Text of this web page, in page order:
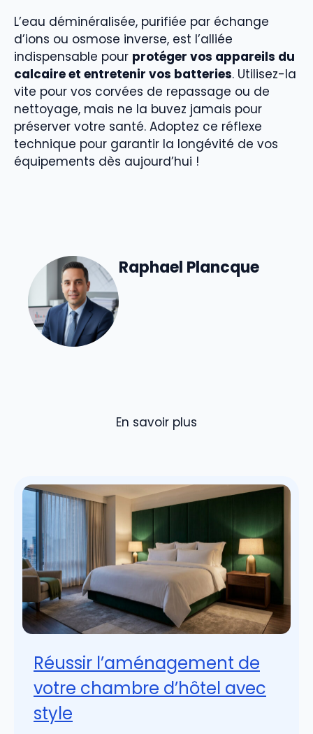
L’eau déminéralisée, purifiée par échange
d’ions ou osmose inverse, est l’alliée
indispensable pour protéger vos appareils du
calcaire et entretenir vos batteries. Utilisez-la
vite pour vos corvées de repassage ou de
nettoyage, mais ne la buvez jamais pour
préserver votre santé. Adoptez ce réflexe
technique pour garantir la longévité de vos
équipements dès aujourd’hui !
Raphael Plancque
En savoir plus
Réussir l’aménagement de
votre chambre d’hôtel avec
style